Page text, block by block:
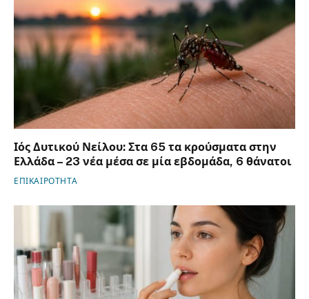
Ιός Δυτικού Νείλου: Στα 65 τα κρούσματα στην
Ελλάδα – 23 νέα μέσα σε μία εβδομάδα, 6 θάνατοι
ΕΠΙΚΑΙΡΟΤΗΤΑ